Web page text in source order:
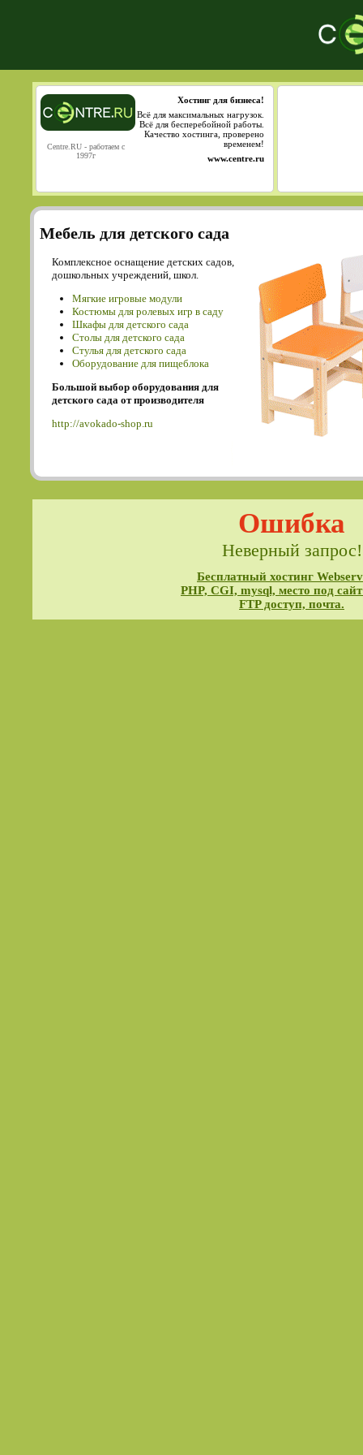
Centre.RU - работаем с
1997г
Хостинг для бизнеса!
Всё для максимальных нагрузок.
Всё для бесперебойной работы.
Качество хостинга, проверено
временем!
www.centre.ru
Мебель для детского сада
Комплексное оснащение детских садов,
дошкольных учреждений, школ.
Мягкие игровые модули
Костюмы для ролевых игр в саду
Шкафы для детского сада
Столы для детского сада
Cтулья для детского сада
Оборудование для пищеблока
Большой выбор оборудования для
детского сада от производителя
http://avokado-shop.ru
Ошибка
Неверный запрос!
Бесплатный хостинг
PHP, CGI, mysql, место под
FTP доступ, почта.